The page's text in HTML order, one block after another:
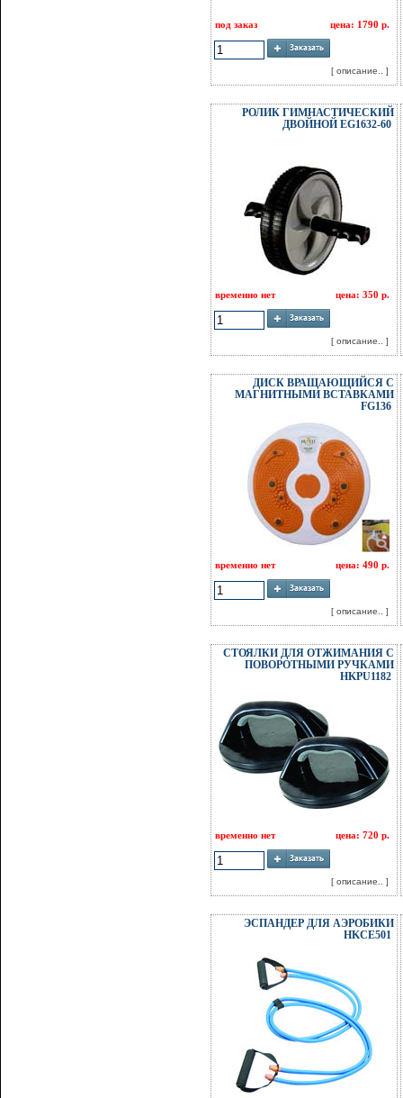
под заказ цена: 1790 р.
[ описание.. ]
РОЛИК ГИМНАСТИЧЕСКИЙ
ДВОЙНОЙ EG1632-60
временно нет цена: 350 р.
[ описание.. ]
ДИСК ВРАЩАЮЩИЙСЯ С
МАГНИТНЫМИ ВСТАВКАМИ
FG136
временно нет цена: 490 р.
[ описание.. ]
СТОЯЛКИ ДЛЯ ОТЖИМАНИЯ С
ПОВОРОТНЫМИ РУЧКАМИ
HKPU1182
временно нет цена: 720 р.
[ описание.. ]
ЭСПАНДЕР ДЛЯ АЭРОБИКИ
HKCE501